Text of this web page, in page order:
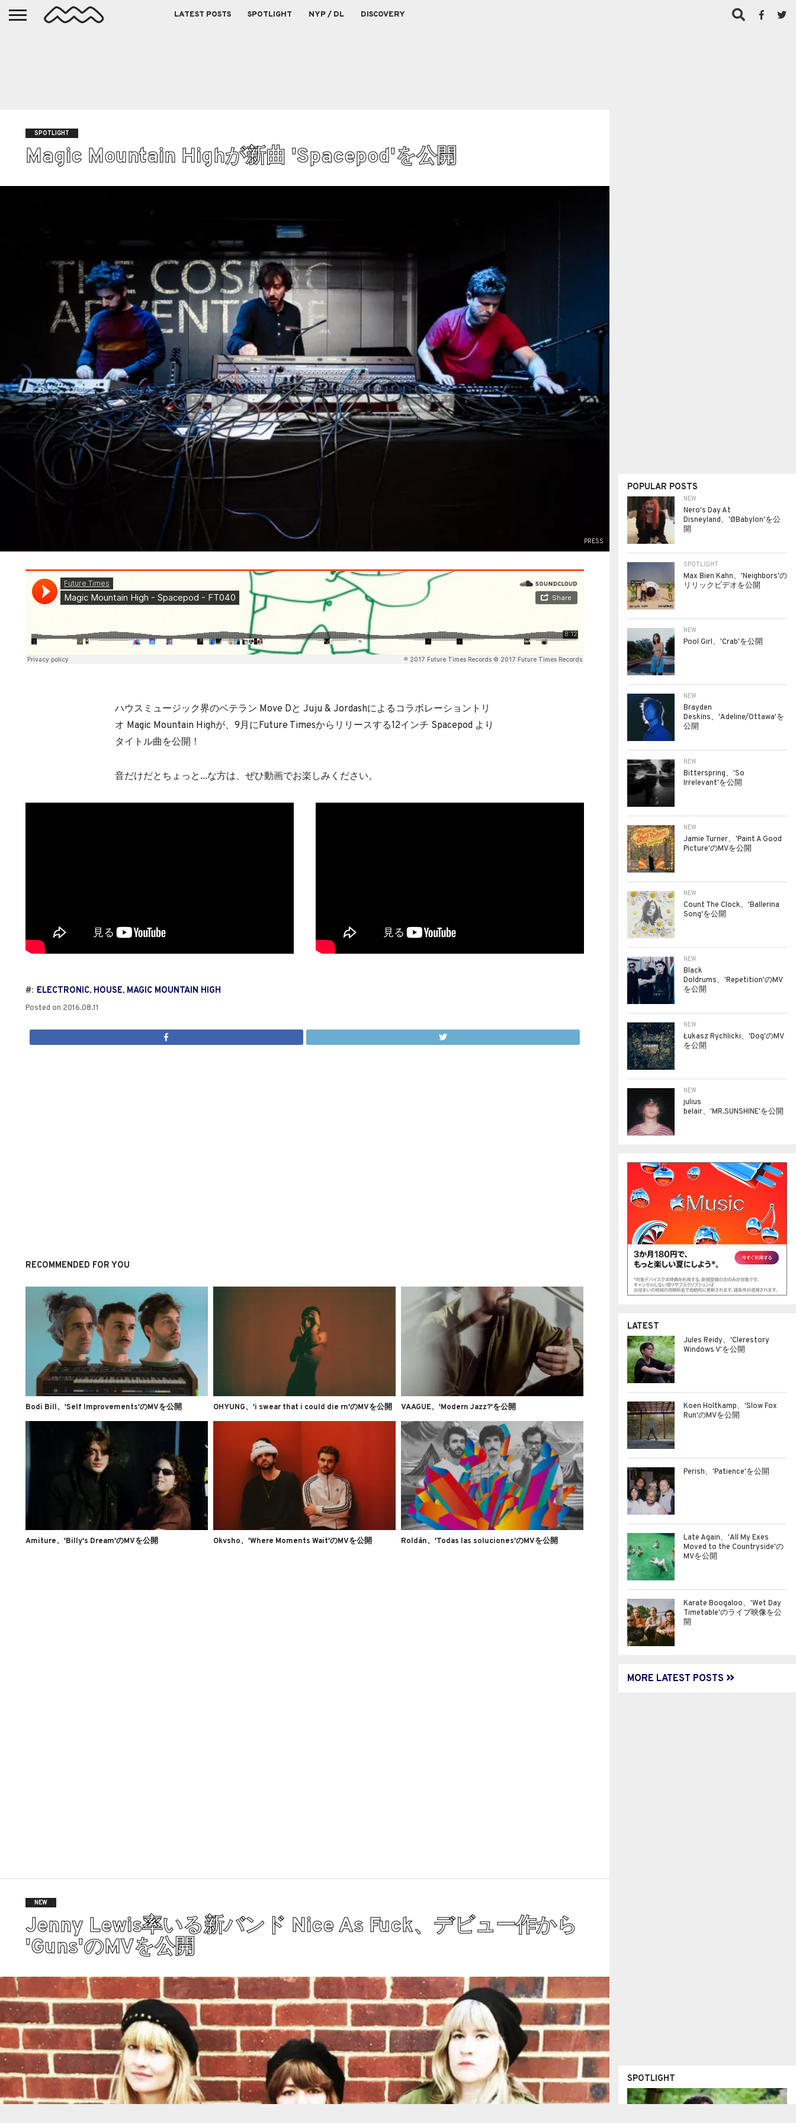
LATEST POSTS SPOTLIGHT NYP / DL DISCOVERY
SPOTLIGHT
Magic Mountain Highが新曲 'Spacepod'を公開
PRESS
ハウスミュージック界のベテラン Move Dと Juju & Jordashによるコラボレーショントリ
オ Magic Mountain Highが、9月にFuture Timesからリリースする12インチ Spacepod より
タイトル曲を公開！
音だけだとちょっと...な方は、ぜひ動画でお楽しみください。
#: ELECTRONIC, HOUSE, MAGIC MOUNTAIN HIGH
Posted on 2016.08.11
RECOMMENDED FOR YOU
Bodi Bill、'Self Improvements'のMVを公開 OHYUNG、'i swear that i could die rn'のMVを公開 VAAGUE、'Modern Jazz?'を公開
Amiture、'Billy's Dream'のMVを公開 Okvsho、'Where Moments Wait'のMVを公開 Roldán、'Todas las soluciones'のMVを公開
NEW
Jenny Lewis率いる新バンド Nice As Fuck、デビュー作から
'Guns'のMVを公開
POPULAR POSTS
NEW
Nero's Day At
Disneyland、'ØBabylon'を公
開
SPOTLIGHT
Max Bien Kahn、'Neighbors'の
リリックビデオを公開
NEW
Pool Girl、'Crab'を公開
NEW
Brayden
Deskins、'Adeline/Ottawa'を
公開
NEW
Bitterspring、'So
Irrelevant'を公開
NEW
Jamie Turner、'Paint A Good
Picture'のMVを公開
NEW
Count The Clock、'Ballerina
Song'を公開
NEW
Black
Doldrums、'Repetition'のMV
を公開
NEW
Łukasz Rychlicki、'Dog'のMV
を公開
NEW
julius
belair、'MR.SUNSHINE'を公開
LATEST
Jules Reidy、'Clerestory
Windows V'を公開
Koen Holtkamp、'Slow Fox
Run'のMVを公開
Perish、'Patience'を公開
Late Again、'All My Exes
Moved to the Countryside'の
MVを公開
Karate Boogaloo、'Wet Day
Timetable'のライブ映像を公
開
MORE LATEST POSTS
SPOTLIGHT